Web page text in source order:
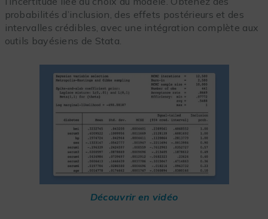
probabilités d’inclusion, des effets postérieurs et des
intervalles crédibles, avec une intégration complète aux
outils bayésiens de Stata.
Découvrir en vidéo